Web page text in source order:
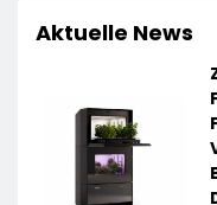
Aktuelle News